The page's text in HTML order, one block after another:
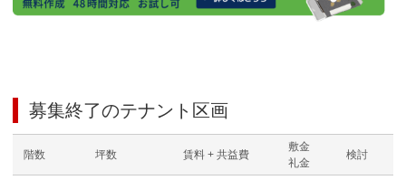
募集終了のテナント区画
階数 坪数 賃料 + 共益費
敷金
礼金
検討